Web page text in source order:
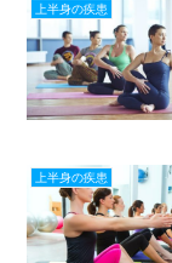
上半身の疾患
上半身の疾患